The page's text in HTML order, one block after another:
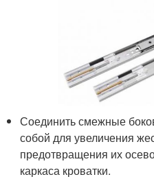
Соединить смежные
собой для увеличения
предотвращения их
каркаса кроватки.